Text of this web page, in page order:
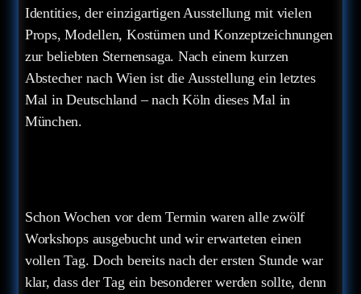
Identities, der einzigartigen Ausstellung mit vielen
Props, Modellen, Kostümen und Konzeptzeichnungen
zur beliebten Sternensaga. Nach einem kurzen
Abstecher nach Wien ist die Ausstellung ein letztes
Mal in Deutschland – nach Köln dieses Mal in
München.
Schon Wochen vor dem Termin waren alle zwölf
Workshops ausgebucht und wir erwarteten einen
vollen Tag. Doch bereits nach der ersten Stunde war
klar, dass der Tag ein besonderer werden sollte, denn